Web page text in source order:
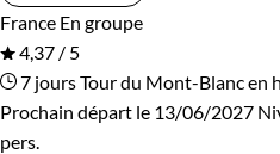
France En groupe
4,37 / 5
7 joursTour du Mont-Blanc en
Prochain départ le 13/06/2027
pers.